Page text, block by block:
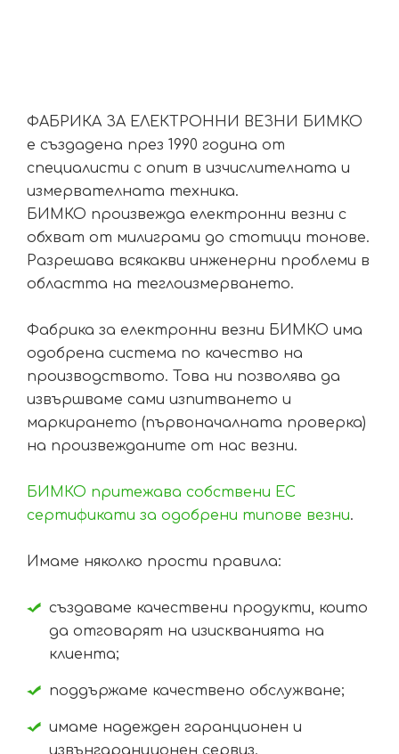
ФАБРИКА ЗА ЕЛЕКТРОННИ ВЕЗНИ БИМКО
е създадена през 1990 година от
специалисти с опит в изчислителната и
измервателната техника.
БИМКО произвежда електронни везни с
обхват от милиграми до стотици тонове.
Разрешава всякакви инженерни проблеми в
областта на теглоизмерването.
Фабрика за електронни везни БИМКО има
одобрена система по качество на
производството. Това ни позволява да
извършваме сами изпитването и
маркирането (първоначалната проверка)
на произвежданите от нас везни.
БИМКО притежава собствени ЕС
сертификати за одобрени типове везни.
Имаме няколко прости правила:
създаваме качествени продукти, които
да отговарят на изискванията на
клиента;
поддържаме качествено обслужване;
имаме надежден гаранционен и
извънгаранционен сервиз.